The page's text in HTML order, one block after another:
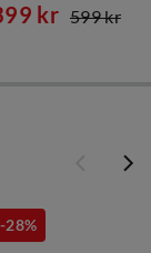
kr 599 kr
-28%